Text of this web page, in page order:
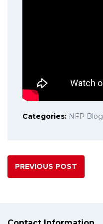
Categories: NFP Blog
PREVIOUS POST